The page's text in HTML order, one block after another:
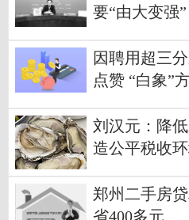
要“由大变强
因聘用超三
点赞 “白象”
刘汉元：降
造公平税收
郑州二手房